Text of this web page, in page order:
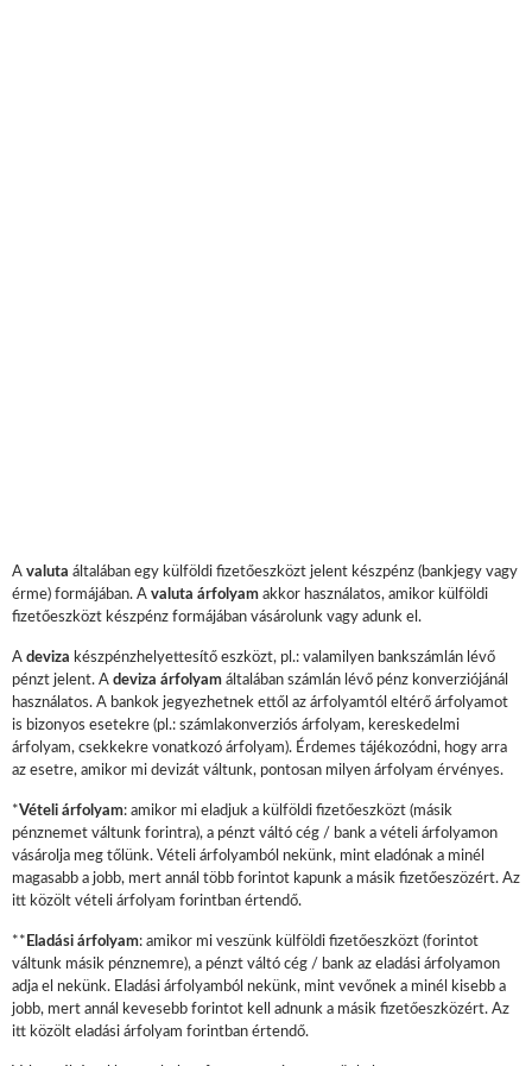
A valuta általában egy külföldi fizetőeszközt jelent készpénz (bankjegy vagy
érme) formájában. A valuta árfolyam akkor használatos, amikor külföldi
fizetőeszközt készpénz formájában vásárolunk vagy adunk el.
A deviza készpénzhelyettesítő eszközt, pl.: valamilyen bankszámlán lévő
pénzt jelent. A deviza árfolyam általában számlán lévő pénz konverziójánál
használatos. A bankok jegyezhetnek ettől az árfolyamtól eltérő árfolyamot
is bizonyos esetekre (pl.: számlakonverziós árfolyam, kereskedelmi
árfolyam, csekkekre vonatkozó árfolyam). Érdemes tájékozódni, hogy arra
az esetre, amikor mi devizát váltunk, pontosan milyen árfolyam érvényes.
*Vételi árfolyam: amikor mi eladjuk a külföldi fizetőeszközt (másik
pénznemet váltunk forintra), a pénzt váltó cég / bank a vételi árfolyamon
vásárolja meg tőlünk. Vételi árfolyamból nekünk, mint eladónak a minél
magasabb a jobb, mert annál több forintot kapunk a másik fizetőeszözért. Az
itt közölt vételi árfolyam forintban értendő.
** Eladási árfolyam: amikor mi veszünk külföldi fizetőeszközt (forintot
váltunk másik pénznemre), a pénzt váltó cég / bank az eladási árfolyamon
adja el nekünk. Eladási árfolyamból nekünk, mint vevőnek a minél kisebb a
jobb, mert annál kevesebb forintot kell adnunk a másik fizetőeszközért. Az
itt közölt eladási árfolyam forintban értendő.